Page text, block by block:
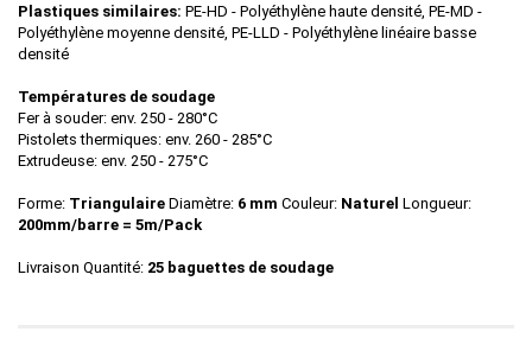
Plastiques similaires: PE-HD - Polyéthylène haute densité, PE-MD -
Polyéthylène moyenne densité, PE-LLD - Polyéthylène linéaire basse
densité
Températures de soudage
Fer à souder: env. 250 - 280°C
Pistolets thermiques: env. 260 - 285°C
Extrudeuse: env. 250 - 275°C
Forme: Triangulaire Diamètre: 6 mm Couleur: Naturel Longueur:
200mm/barre = 5m/Pack
Livraison Quantité: 25 baguettes de soudage